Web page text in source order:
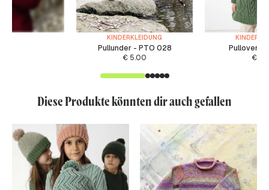
KINDERKLEIDUNG
Pullunder - PTO 028
€ 5.00
Pullover -
€
Diese Produkte könnten dir auch gefallen